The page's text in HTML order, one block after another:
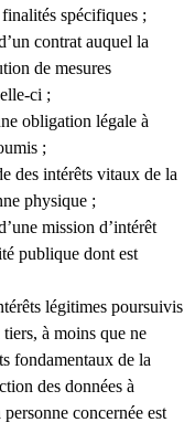
spécifiques ;
contrat auquel la
de mesures
ci ;
obligation légale à
;
des intérêts vitaux de la
physique ;
mission d’intérêt
publique dont est
légitimes poursuivis
à moins que ne
fondamentaux de la
des données à
concernée est